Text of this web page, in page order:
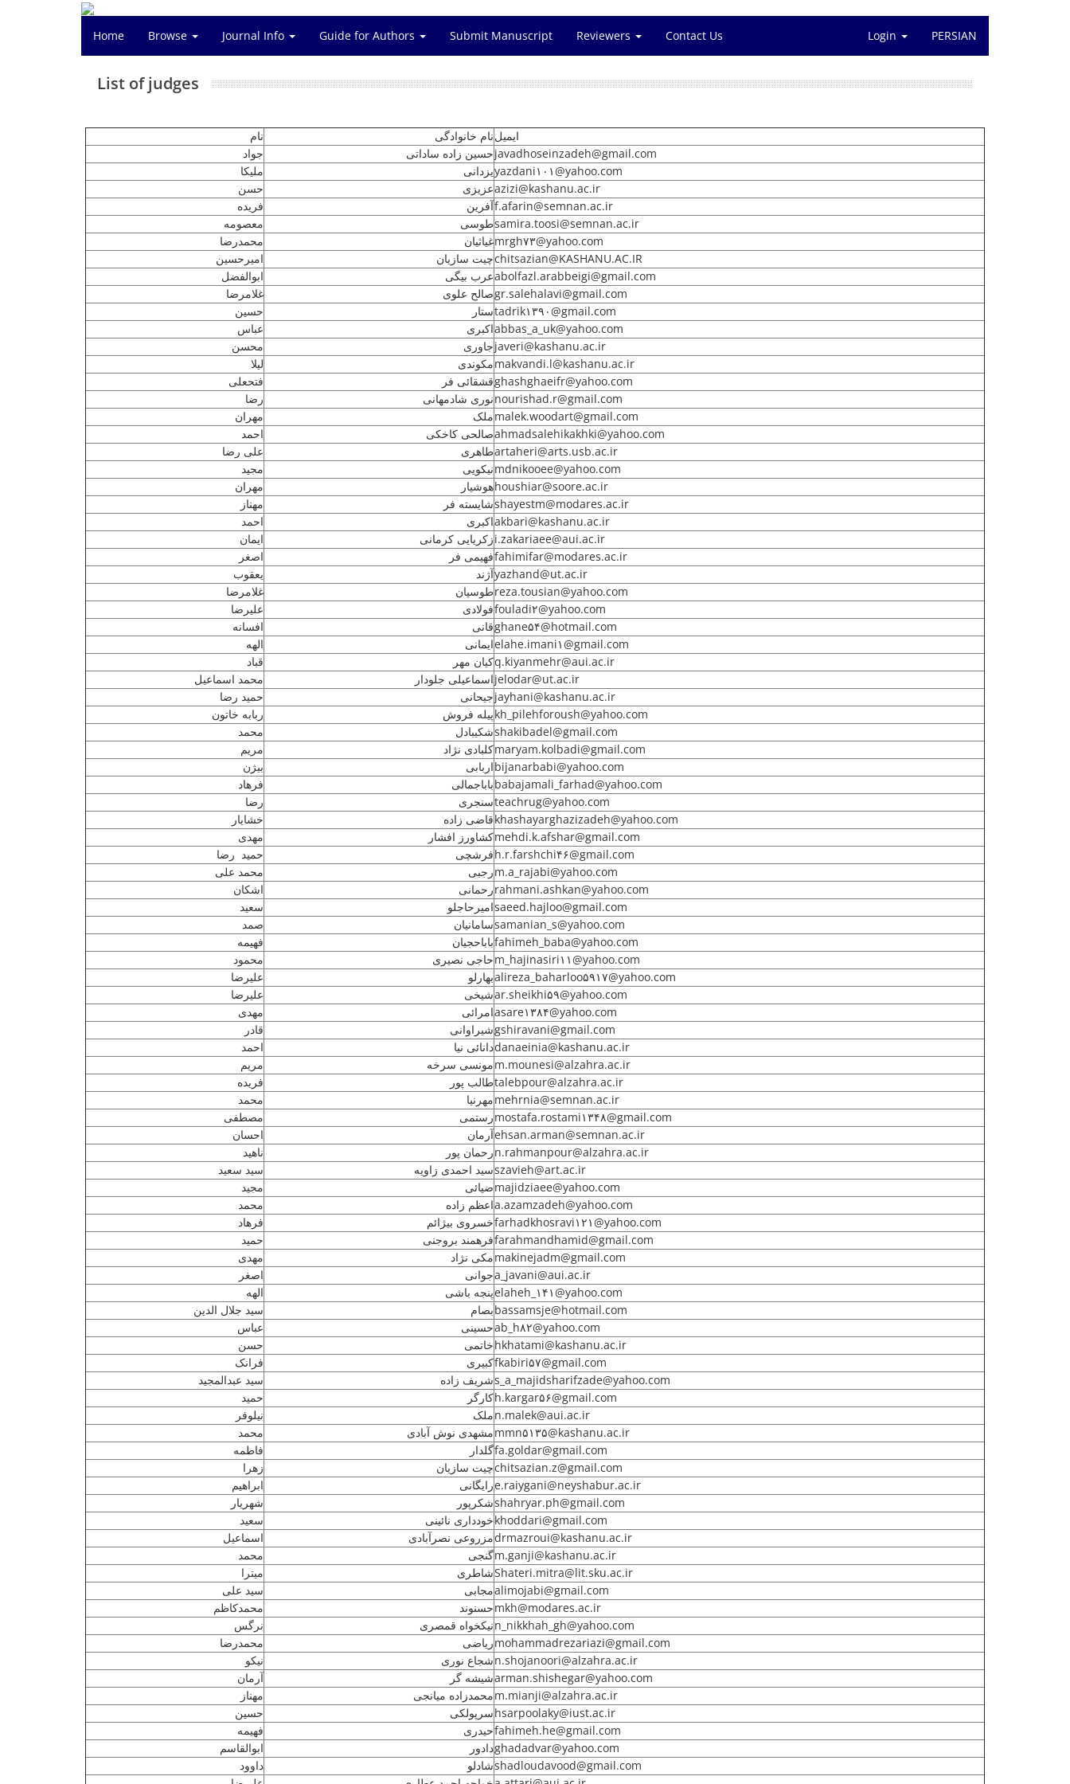
Home Browse Journal Info Guide for Authors Submit Manuscript Reviewers Contact Us Login PERSIAN
List of judges
نام نام خانوادگیایمیل
جواد
حسین زاده ساداتیjavadhoseinzadeh@gmail.com
ملیکا
یزدانیyazdani۱۰۱@yahoo.com
حسن
عزیزیazizi@kashanu.ac.ir
فریده
آفرینf.afarin@semnan.ac.ir
معصومه
طوسیsamira.toosi@semnan.ac.ir
محمدرضا
غیاثیانmrgh۷۳@yahoo.com
امیرحسین
چیت سازیانchitsazian@KASHANU.AC.IR
ابوالفضل
عرب بیگیabolfazl.arabbeigi@gmail.com
غلامرضا
صالح علویgr.salehalavi@gmail.com
حسین
ستارtadrik۱۳۹۰@gmail.com
عباس
اکبریabbas_a_uk@yahoo.com
محسن
جاوریjaveri@kashanu.ac.ir
لیلا
مکوندیmakvandi.l@kashanu.ac.ir
فتحعلی
قشقائی فرghashghaeifr@yahoo.com
رضا
نوری شادمهانیnourishad.r@gmail.com
مهران
ملکmalek.woodart@gmail.com
احمد
صالحی کاخکیahmadsalehikakhki@yahoo.com
علی رضا
طاهریartaheri@arts.usb.ac.ir
مجید
نیکوییmdnikooee@yahoo.com
مهران
هوشیارhoushiar@soore.ac.ir
مهناز
شایسته فرshayestm@modares.ac.ir
احمد
اکبریakbari@kashanu.ac.ir
ایمان
زکریایی کرمانیi.zakariaee@aui.ac.ir
اصغر
فهیمی فرfahimifar@modares.ac.ir
یعقوب
آژندyazhand@ut.ac.ir
غلامرضا
طوسیانreza.tousian@yahoo.com
علیرضا
فولادیfouladi۲@yahoo.com
افسانه
قانیghane۵۴@hotmail.com
الهه
ایمانیelahe.imani۱@gmail.com
قباد
کیان مهرq.kiyanmehr@aui.ac.ir
محمد اسماعیل
اسماعیلی جلودارjelodar@ut.ac.ir
حمید رضا
جیحانیjayhani@kashanu.ac.ir
ربابه خاتون
پیله فروشkh_pilehforoush@yahoo.com
محمد
شکیبادلshakibadel@gmail.com
مریم
کلبادی نژادmaryam.kolbadi@gmail.com
بیژن
اربابیbijanarbabi@yahoo.com
فرهاد
باباجمالیbabajamali_farhad@yahoo.com
رضا
سنجریteachrug@yahoo.com
خشایار
قاضی زادهkhashayarghazizadeh@yahoo.com
مهدی
کشاورز افشارmehdi.k.afshar@gmail.com
حمید رضا
فرشچیh.r.farshchi۴۶@gmail.com
محمد علی
رجبیm.a_rajabi@yahoo.com
اشکان
رحمانیrahmani.ashkan@yahoo.com
سعید
امیرحاجلوsaeed.hajloo@gmail.com
صمد
سامانیانsamanian_s@yahoo.com
فهیمه
باباحجیانfahimeh_baba@yahoo.com
محمود
حاجی نصیریm_hajinasiri۱۱@yahoo.com
علیرضا
بهارلوalireza_baharloo۵۹۱۷@yahoo.com
علیرضا
شیخیar.sheikhi۵۹@yahoo.com
مهدی
امرائیasare۱۳۸۴@yahoo.com
قادر
شیراوانیgshiravani@gmail.com
احمد
دانائی نیاdanaeinia@kashanu.ac.ir
مریم
مونسی سرخهm.mounesi@alzahra.ac.ir
فریده
طالب پورtalebpour@alzahra.ac.ir
محمد
مهرنیاmehrnia@semnan.ac.ir
مصطفی
رستمیmostafa.rostami۱۳۴۸@gmail.com
احسان
آرمانehsan.arman@semnan.ac.ir
ناهید
رحمان پورn.rahmanpour@alzahra.ac.ir
سید سعید
سید احمدی زاویهszavieh@art.ac.ir
مجید
ضیائیmajidziaee@yahoo.com
محمد
اعظم زادهa.azamzadeh@yahoo.com
فرهاد
خسروی بیژائمfarhadkhosravi۱۲۱@yahoo.com
حمید
فرهمند بروجنیfarahmandhamid@gmail.com
مهدی
مکی نژادmakinejadm@gmail.com
اصغر
جوانیa_javani@aui.ac.ir
الهه
پنجه باشیelaheh_۱۴۱@yahoo.com
سید جلال الدین
بصامbassamsje@hotmail.com
عباس
حسینیab_h۸۲@yahoo.com
حسن
خاتمیhkhatami@kashanu.ac.ir
فرانک
کبیریfkabiri۵۷@gmail.com
سید عبدالمجید
شریف زادهs_a_majidsharifzade@yahoo.com
حمید
کارگرh.kargar۵۶@gmail.com
نیلوفر
ملکn.malek@aui.ac.ir
محمد
مشهدی نوش آبادیmmn۵۱۳۵@kashanu.ac.ir
فاطمه
گلدارfa.goldar@gmail.com
زهرا
چیت سازیانchitsazian.z@gmail.com
ابراهیم
رایگانیe.raiygani@neyshabur.ac.ir
شهریار
شکرپورshahryar.ph@gmail.com
سعید
خودداری نائینیkhoddari@gmail.com
اسماعیل
مزروعی نصرآبادیdrmazroui@kashanu.ac.ir
محمد
گنجیm.ganji@kashanu.ac.ir
میترا
شاطریShateri.mitra@lit.sku.ac.ir
سید علی
مجابیalimojabi@gmail.com
محمدکاظم
حسنوندmkh@modares.ac.ir
نرگس
نیکخواه قمصریn_nikkhah_gh@yahoo.com
محمدرضا
ریاضیmohammadrezariazi@gmail.com
نیکو
شجاع نوریn.shojanoori@alzahra.ac.ir
آرمان
شیشه گرarman.shishegar@yahoo.com
مهناز
محمدزاده میانجیm.mianji@alzahra.ac.ir
حسین
سرپولکیhsarpoolaky@iust.ac.ir
فهیمه
حیدریfahimeh.he@gmail.com
ابوالقاسم
دادورghadadvar@yahoo.com
داوود
شادلوshadloudavood@gmail.com